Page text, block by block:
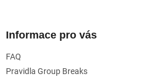
Informace pro vás
FAQ
Pravidla Group Breaks